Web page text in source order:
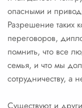
опасными и
Разрешение таких
переговоров,
помнить, что все
семья, и что мы
сотрудничеству, а
Существуют и